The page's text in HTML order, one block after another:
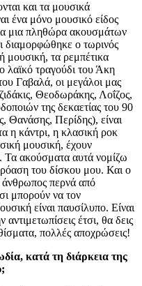
και τα μουσικά
ένα μόνο μουσικό είδος
μια πληθώρα ακουσμάτων
διαμορφώθηκε ο τωρινός
μουσική, τα ρεμπέτικα
λαϊκό τραγούδι του Άκη
Γαβαλά, οι μεγάλοι μας
Θεοδωράκης, Λοΐζος,
της δεκαετίας του 90
Περίδης), είναι
η κάντρι, η κλασική ροκ
μουσική, έχουν
ακούσματα αυτά νομίζω
του δίσκου μου. Και ο
άνθρωπος περνά από
μπορούν να τον
είναι παυσίλυπο. Είναι
έτσι, θα δεις
πολλές αποχρώσεις!
κατά τη διάρκεια της